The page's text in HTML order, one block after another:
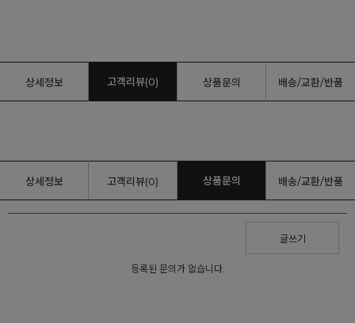
상세정보 고객리뷰(0) 상품문의 배송/교환/반품
상세정보 고객리뷰(0) 상품문의 배송/교환/반품
글쓰기
등록된 문의가 없습니다.